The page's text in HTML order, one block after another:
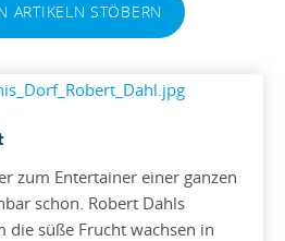
ARTIKELN STÖBERN
zum Entertainer einer ganzen
schon. Robert Dahls
die süße Frucht wachsen in